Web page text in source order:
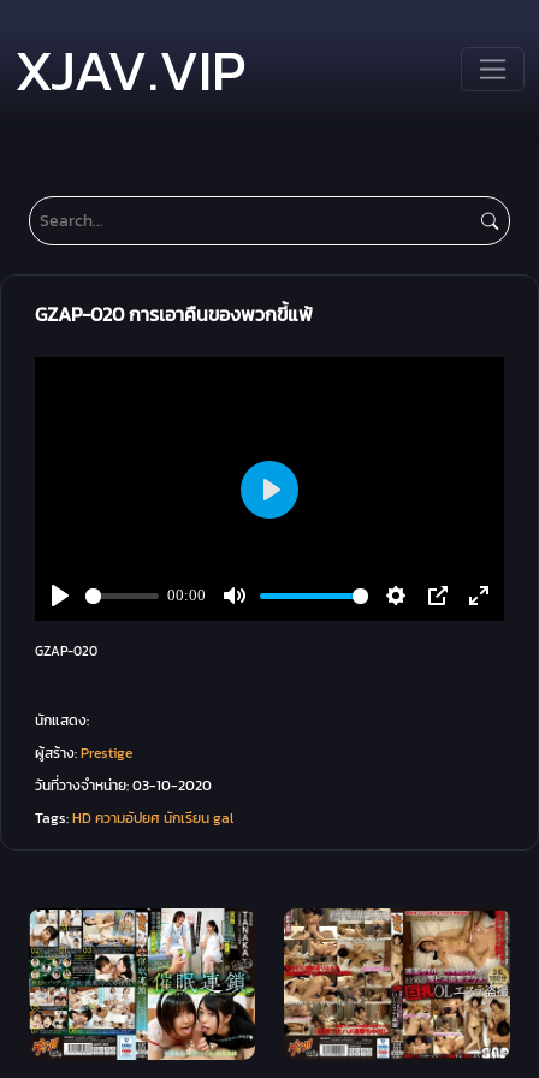
XJAV.VIP
GZAP-020 การเอาคืนของพวกขี้แพ้
GZAP-020
นักแสดง:
ผู้สร้าง:Prestige
วันที่วางจำหน่าย:03-10-2020
Tags:HDความอัปยศนักเรียนgal